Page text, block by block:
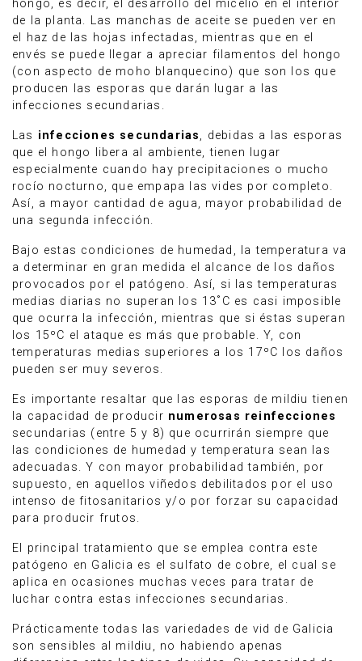
hongo, es decir, el desarrollo del micelio en el interior
de la planta. Las manchas de aceite se pueden ver en
el haz de las hojas infectadas, mientras que en el
envés se puede llegar a apreciar filamentos del hongo
(con aspecto de moho blanquecino) que son los que
producen las esporas que darán lugar a las
infecciones secundarias.
Las infecciones secundarias, debidas a las esporas
que el hongo libera al ambiente, tienen lugar
especialmente cuando hay precipitaciones o mucho
rocío nocturno, que empapa las vides por completo.
Así, a mayor cantidad de agua, mayor probabilidad de
una segunda infección.
Bajo estas condiciones de humedad, la temperatura va
a determinar en gran medida el alcance de los daños
provocados por el patógeno. Así, si las temperaturas
medias diarias no superan los 13˚C es casi imposible
que ocurra la infección, mientras que si éstas superan
los 15ºC el ataque es más que probable. Y, con
temperaturas medias superiores a los 17ºC los daños
pueden ser muy severos.
Es importante resaltar que las esporas de mildiu tienen
la capacidad de producir numerosas reinfecciones
secundarias (entre 5 y 8) que ocurrirán siempre que
las condiciones de humedad y temperatura sean las
adecuadas. Y con mayor probabilidad también, por
supuesto, en aquellos viñedos debilitados por el uso
intenso de fitosanitarios y/o por forzar su capacidad
para producir frutos.
El principal tratamiento que se emplea contra este
patógeno en Galicia es el sulfato de cobre, el cual se
aplica en ocasiones muchas veces para tratar de
luchar contra estas infecciones secundarias.
Prácticamente todas las variedades de vid de Galicia
son sensibles al mildiu, no habiendo apenas